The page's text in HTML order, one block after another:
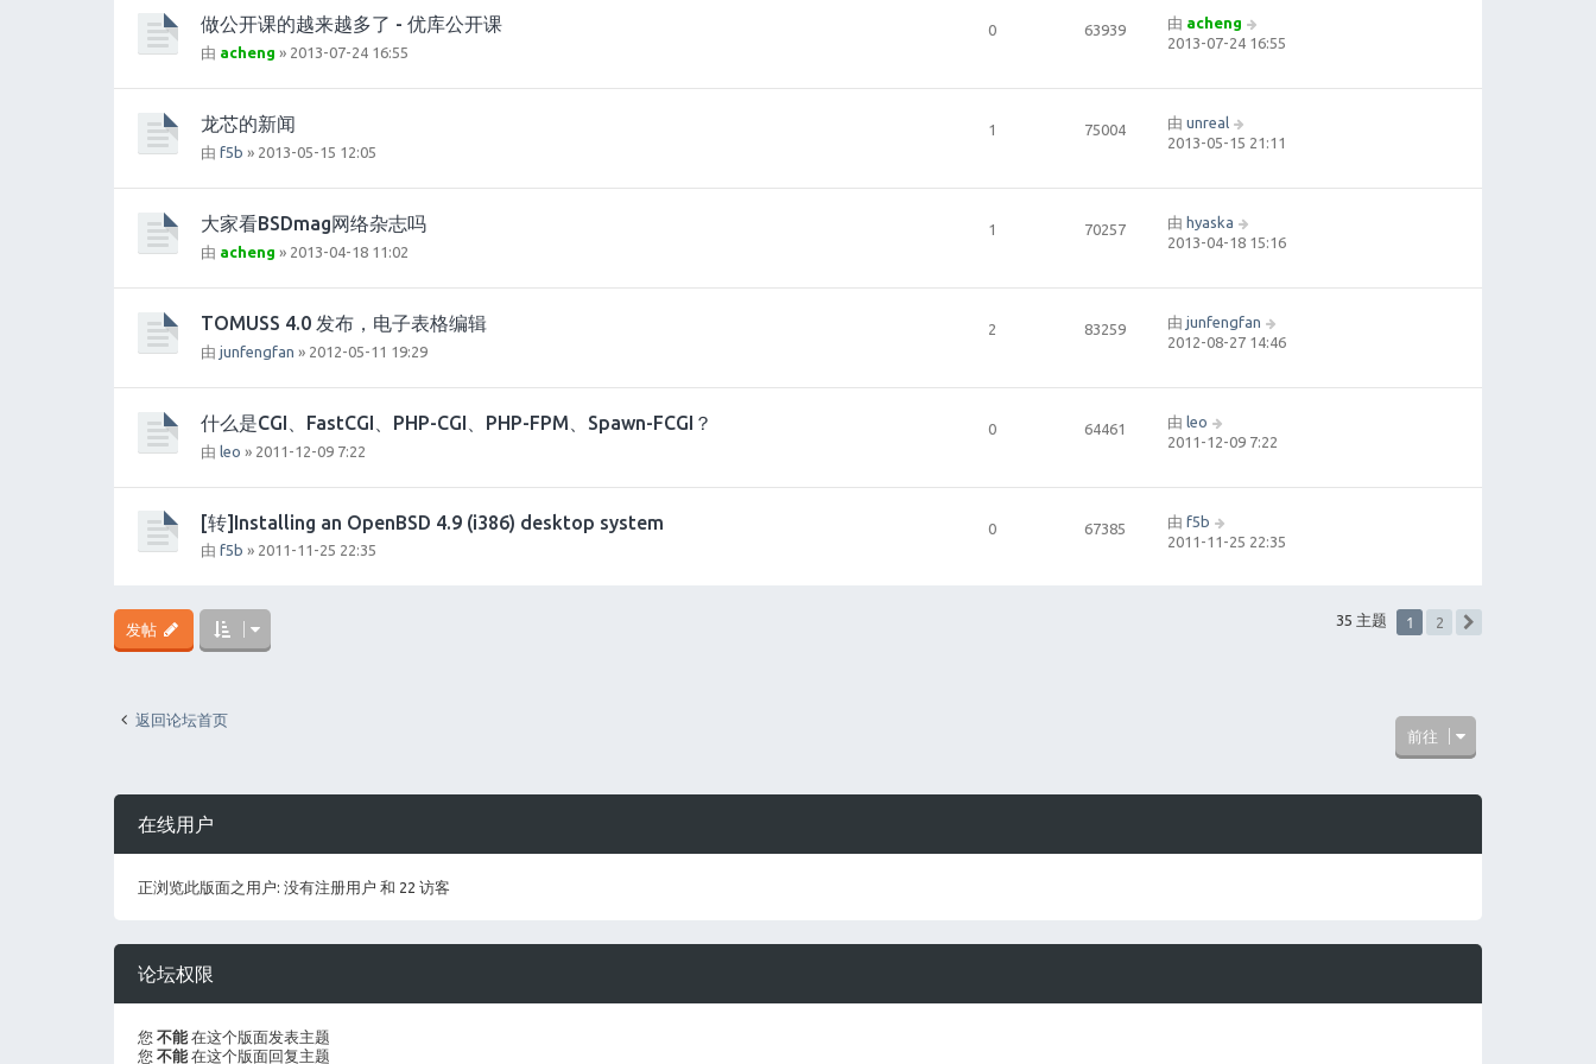
做公开课的越来越多了 - 优库公开课
由 acheng » 2013-07-24 16:55
0 63939 由 acheng
2013-07-24 16:55
龙芯的新闻
由 f5b » 2013-05-15 12:05
1 75004 由 unreal
2013-05-15 21:11
大家看BSDmag网络杂志吗
由 acheng » 2013-04-18 11:02
1 70257 由 hyaska
2013-04-18 15:16
TOMUSS 4.0 发布，电子表格编辑
由 junfengfan » 2012-05-11 19:29
2 83259 由 junfengfan
2012-08-27 14:46
什么是CGI、FastCGI、PHP-CGI、PHP-FPM、Spawn-FCGI？
由 leo » 2011-12-09 7:22
0 64461 由 leo
2011-12-09 7:22
[转]Installing an OpenBSD 4.9 (i386) desktop system
由 f5b » 2011-11-25 22:35
0 67385 由 f5b
2011-11-25 22:35
发帖
35 主题 1
2
返回论坛首页
前往
在线用户
正浏览此版面之用户: 没有注册用户 和 22 访客
论坛权限
您 不能 在这个版面发表主题
您 不能 在这个版面回复主题